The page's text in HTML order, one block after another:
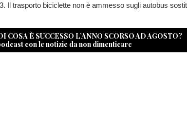
Il trasporto biciclette non è ammesso sugli autobus
COSA È SUCCESSO L’ANNO SCORSO AD AGOSTO?
con le notizie da non dimenticare